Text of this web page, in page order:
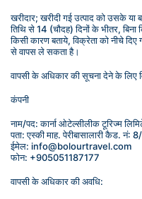
खरीदार; खरीदी गई उत्पाद को उसके या
तिथि से 14 (चौदह) दिनों के भीतर, बिना
किसी कारण बताये, विक्रेता को नीचे
से वापस ले सकता है।
वापसी के अधिकार की सूचना देने के लिए
कंपनी
नाम/पद: कार्ना ओटेल्सीलीक टूरिज्म
पता: एस्की माह. पेरीबासालारी कैड. नं:
ईमेल: info@bolourtravel.com
फोन: +905051187177
वापसी के अधिकार की अवधि: